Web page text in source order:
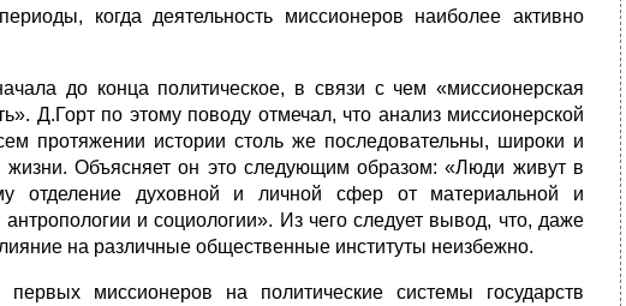
когда деятельность миссионеров наиболее активно
до конца политическое, в связи с чем «миссионерская
Д.Горт по этому поводу отмечал, что анализ миссионерской
протяжении истории столь же последовательны, широки и
жизни. Объясняет он это следующим образом: «Люди живут в
отделение духовной и личной сфер от материальной и
и социологии». Из чего следует вывод, что, даже
на различные общественные институты неизбежно.
первых миссионеров на политические системы государств